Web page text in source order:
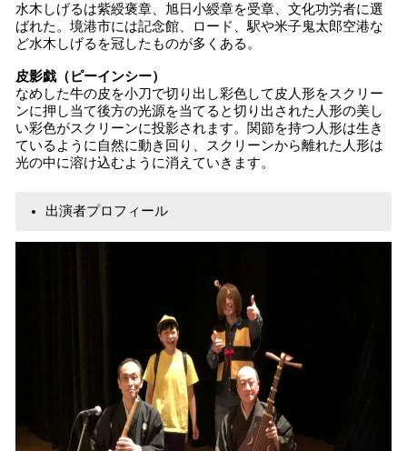
水木しげるは紫綬褒章、旭日小綬章を受章、文化功労者に選
ばれた。境港市には記念館、ロード、駅や米子鬼太郎空港な
ど水木しげるを冠したものが多くある。
皮影戯（ピーインシー）
なめした牛の皮を小刀で切り出し彩色して皮人形をスクリー
ンに押し当て後方の光源を当てると切り出された人形の美し
い彩色がスクリーンに投影されます。関節を持つ人形は生き
ているように自然に動き回り、スクリーンから離れた人形は
光の中に溶け込むように消えていきます。
出演者プロフィール